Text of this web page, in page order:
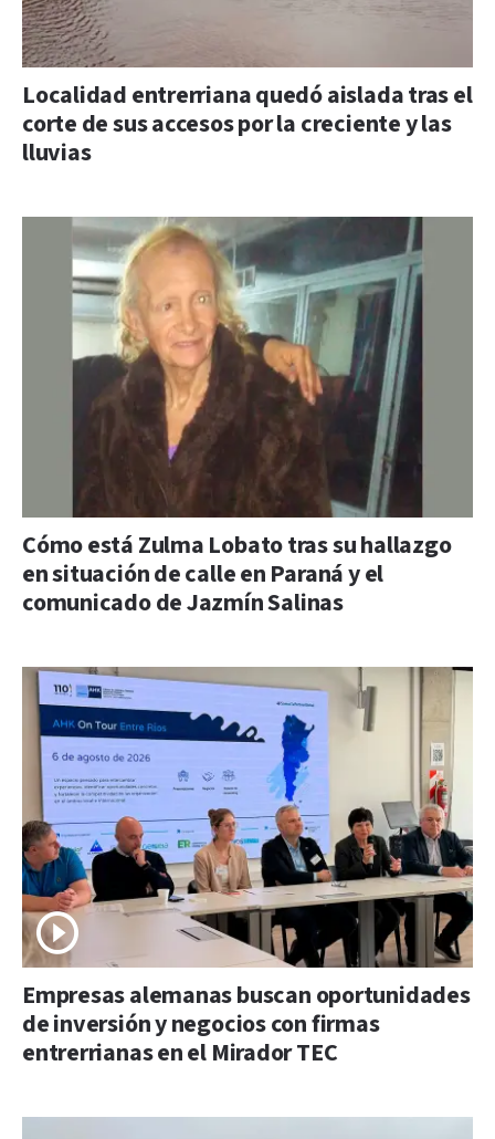
Localidad entrerriana quedó aislada tras el
corte de sus accesos por la creciente y las
lluvias
Cómo está Zulma Lobato tras su hallazgo
en situación de calle en Paraná y el
comunicado de Jazmín Salinas
Empresas alemanas buscan oportunidades
de inversión y negocios con firmas
entrerrianas en el Mirador TEC